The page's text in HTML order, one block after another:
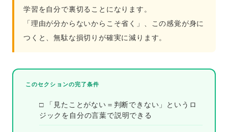
学習を自分で裏切ることになります。
「理由が分からないからこそ省く」、この感覚が身に
つくと、無駄な損切りが確実に減ります。
このセクションの完了条件
□ 「見たことがない＝判断できない」というロ
ジックを自分の言葉で説明できる